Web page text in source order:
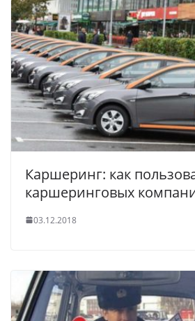
Каршеринг: как
каршеринговых
03.12.2018